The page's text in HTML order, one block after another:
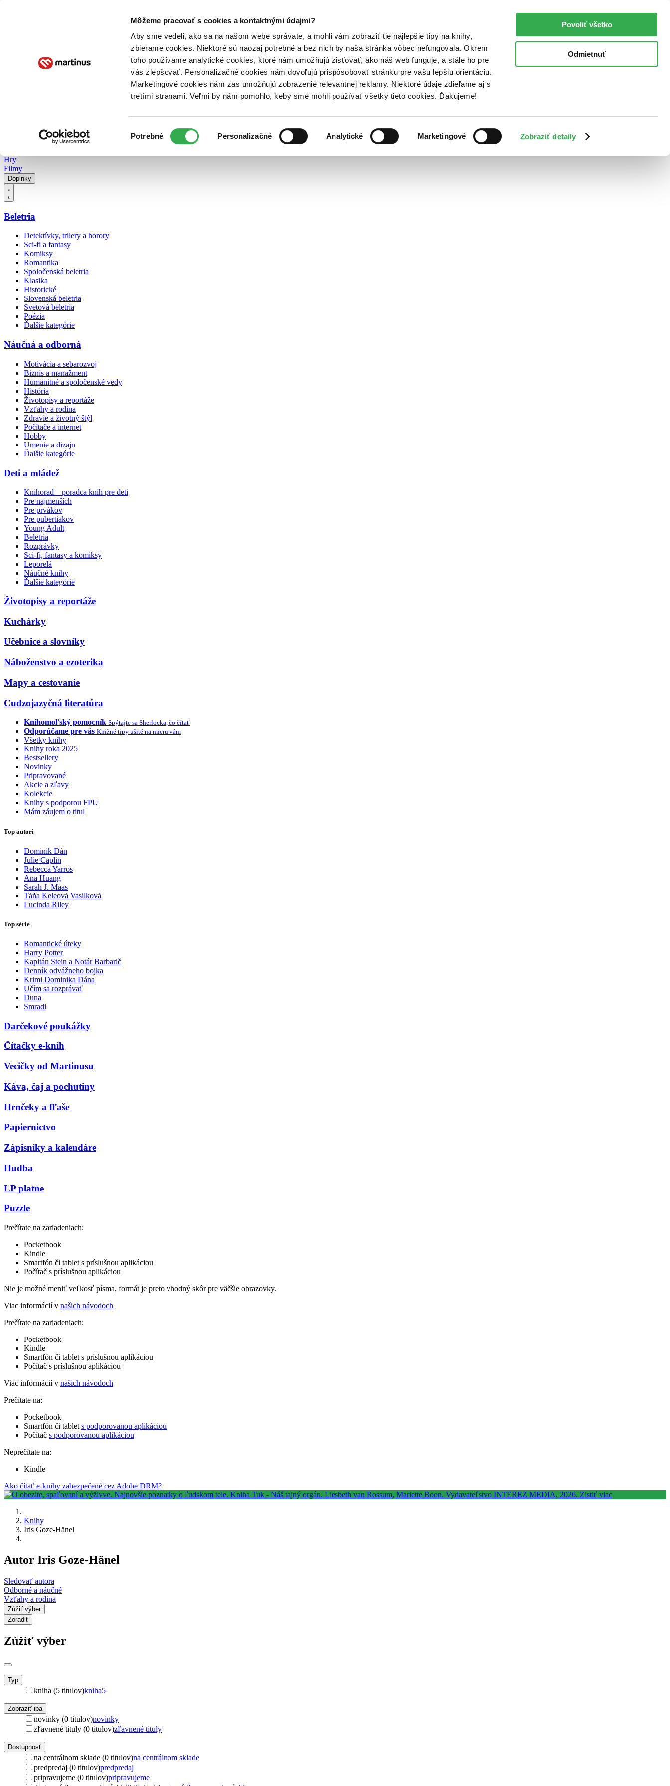
Môžeme pracovať s cookies a kontaktnými údajmi?
Aby sme vedeli, ako sa na našom webe správate, a mohli vám zobraziť tie najlepšie tipy na knihy,
zbierame cookies. Niektoré sú naozaj potrebné a bez nich by naša stránka vôbec nefungovala. Okrem
toho používame analytické cookies, ktoré nám umožňujú zisťovať, ako náš web funguje, a stále ho pre
vás zlepšovať. Personalizačné cookies nám dovoľujú prispôsobovať stránku pre vašu lepšiu orientáciu.
Marketingové cookies nám zas umožňujú zobrazenie relevantnej reklamy. Niektoré údaje zdieľame aj s
tretími stranami. Veľmi by nám pomohlo, keby sme mohli používať všetky tieto cookies. Ďakujeme!
súhlasu
Potrebné Personalizačné Analytické Marketingové Zobraziť detaily
Povoliť všetko
Odmietnuť
Poukážky Kontakt
Hry
Filmy
Doplnky
Beletria
Detektívky, trilery a horory
Sci-fi a fantasy
Komiksy
Romantika
Spoločenská beletria
Klasika
Historické
Slovenská beletria
Svetová beletria
Poézia
Ďalšie kategórie
Náučná a odborná
Motivácia a sebarozvoj
Biznis a manažment
Humanitné a spoločenské vedy
História
Životopisy a reportáže
Vzťahy a rodina
Zdravie a životný štýl
Počítače a internet
Hobby
Umenie a dizajn
Ďalšie kategórie
Deti a mládež
Knihorad – poradca kníh pre deti
Pre najmenších
Pre prvákov
Pre pubertiakov
Young Adult
Beletria
Rozprávky
Sci-fi, fantasy a komiksy
Leporelá
Náučné knihy
Ďalšie kategórie
Životopisy a reportáže
Kuchárky
Učebnice a slovníky
Náboženstvo a ezoterika
Mapy a cestovanie
Cudzojazyčná literatúra
Knihomoľský pomocník Spýtajte sa Sherlocka, čo čítať
Odporúčame pre vás Knižné tipy ušité na mieru vám
Všetky knihy
Knihy roka 2025
Bestsellery
Novinky
Pripravované
Akcie a zľavy
Kolekcie
Knihy s podporou FPU
Mám záujem o titul
Top autori
Dominik Dán
Julie Caplin
Rebecca Yarros
Ana Huang
Sarah J. Maas
Táňa Keleová Vasilková
Lucinda Riley
Top série
Romantické úteky
Harry Potter
Kapitán Stein a Notár Barbarič
Denník odvážneho bojka
Krimi Dominika Dána
Učím sa rozprávať
Duna
Smradi
Darčekové poukážky
Čítačky e-kníh
Vecičky od Martinusu
Káva, čaj a pochutiny
Hrnčeky a fľaše
Papiernictvo
Zápisníky a kalendáre
Hudba
LP platne
Puzzle
Prečítate na zariadeniach:
Pocketbook
Kindle
Smartfón či tablet s príslušnou aplikáciou
Počítač s príslušnou aplikáciou
Nie je možné meniť veľkosť písma, formát je preto vhodný skôr pre väčšie obrazovky.
Viac informácií v našich návodoch
Prečítate na zariadeniach:
Pocketbook
Kindle
Smartfón či tablet s príslušnou aplikáciou
Počítač s príslušnou aplikáciou
Viac informácií v našich návodoch
Prečítate na:
Pocketbook
Smartfón či tablet s podporovanou aplikáciou
Počítač s podporovanou aplikáciou
Neprečítate na:
Kindle
Ako čítať e-knihy zabezpečené cez Adobe DRM?
Knihy
Iris Goze-Hänel
Autor Iris Goze-Hänel
Sledovať autora
Odborné a náučné
Vzťahy a rodina
Zúžiť výber
Zoradiť
Zúžiť výber
Typ
kniha (5 titulov)kniha5
Zobraziť iba
novinky (0 titulov)novinky
zľavnené tituly (0 titulov)zľavnené tituly
Dostupnosť
na centrálnom sklade (0 titulov)na centrálnom sklade
predpredaj (0 titulov)predpredaj
pripravujeme (0 titulov)pripravujeme